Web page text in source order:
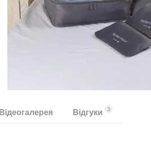
Відеогалерея Відгуки 3